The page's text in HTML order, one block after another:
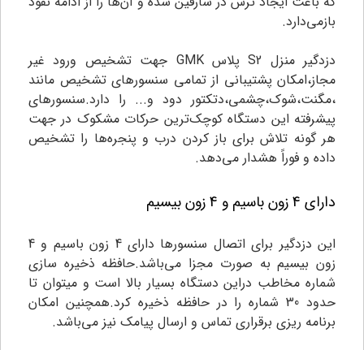
بازمی‌دارد.
دزدگیر منزل S2 پلاس GMK جهت تشخیص ورود غیر
مجاز،امکان پشتیبانی از تمامی سنسورهای تشخیص مانند
،مگنت،شوک،چشمی،دتکتور دود و... را دارد.سنسورهای
پیشرفته این دستگاه کوچک‌ترین حرکات مشکوک در جهت
هر گونه تلاش برای باز کردن درب و پنجره‌ها را تشخیص
داده و فوراً هشدار می‌دهد.
دارای 4 زون باسیم و 4 زون بیسیم
این دزدگیر برای اتصال سنسورها دارای
4 زون باسیم و 4
زون بیسیمبه صورت مجزا می‌باشد.حافظه ذخیره سازی
شماره مخاطب دراین دستگاه بسیار بالا است و میتوان تا
حدود 30 شماره را در حافظه ذخیره کرد.همچنین امکان
برنامه ریزی برقراری تماس و ارسال پیامک نیز می‌باشد.